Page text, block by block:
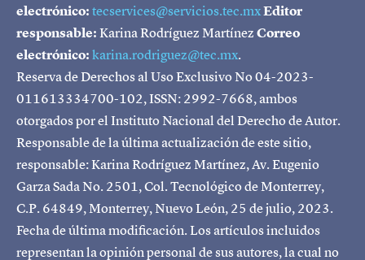
electrónico:tecservices@servicios.tec.mxEditor
responsable:Karina Rodríguez MartínezCorreo
electrónico:karina.rodriguez@tec.mx.
Reserva de Derechos al Uso Exclusivo No 04-2023-
011613334700-102, ISSN: 2992-7668, ambos
otorgados por el Instituto Nacional del Derecho de Autor.
Responsable de la última actualización de este sitio,
responsable: Karina Rodríguez Martínez, Av. Eugenio
Garza Sada No. 2501, Col. Tecnológico de Monterrey,
C.P. 64849, Monterrey, Nuevo León, 25 de julio, 2023.
Fecha de última modificación. Los artículos incluidos
representan la opinión personal de sus autores, la cual no